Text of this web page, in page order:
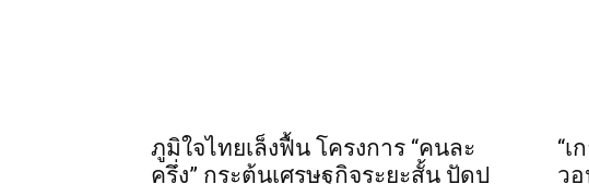
ภูมิใจไทยเล็งฟื้น โครงการ “คนละ
ครึ่ง” กระตุ้นเศรษฐกิจระยะสั้น ปัดปู
“เ
ว